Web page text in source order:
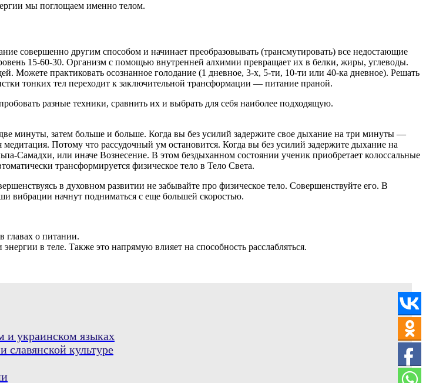
мы поглощаем именно телом.
совершенно другим способом и начинает преобразовывать (трансмутировать) все недостающие
15-60-30. Организм с помощью внутренней алхимии превращает их в белки, жиры, углеводы.
Можете практиковать осознанное голодание (1 дневное, 3-х, 5-ти, 10-ти или 40-ка дневное). Решать
тонких тел переходит к заключительной трансформации — питание праной.
разные техники, сравнить их и выбрать для себя наиболее подходящую.
минуты, затем больше и больше. Когда вы без усилий задержите свое дыхание на три минуты —
Потому что рассудочный ум остановится. Когда вы без усилий задержите дыхание на
Самадхи, или иначе Вознесение. В этом бездыханном состоянии ученик приобретает колоссальные
трансформируется физическое тело в Тело Света.
в духовном развитии не забывайте про физическое тело. Совершенствуйте его. В
вибрации начнут подниматься с еще большей скоростью.
главах о питании.
в теле. Также это напрямую влияет на способность расслабляться.
и украинском языках
славянской культуре